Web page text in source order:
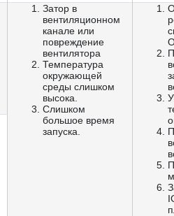
Затор в
вентиляционном
канале или
повреждение
вентилятора
Температура
окружающей
среды слишком
высока.
Слишком
большое время
запуска.